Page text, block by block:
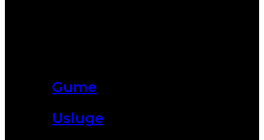
Gume
Usluge